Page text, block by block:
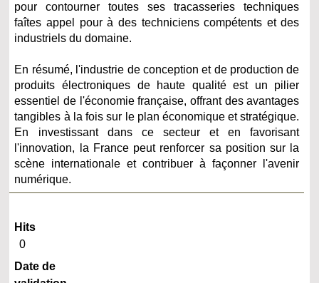
pour contourner toutes ses tracasseries techniques
faîtes appel pour à des techniciens compétents et des
industriels du domaine.
En résumé, l'industrie de conception et de production de
produits électroniques de haute qualité est un pilier
essentiel de l'économie française, offrant des avantages
tangibles à la fois sur le plan économique et stratégique.
En investissant dans ce secteur et en favorisant
l'innovation, la France peut renforcer sa position sur la
scène internationale et contribuer à façonner l'avenir
numérique.
Hits
0
Date de